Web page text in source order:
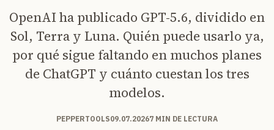
OpenAI ha publicado GPT-5.6, dividido en
Sol, Terra y Luna. Quién puede usarlo ya,
por qué sigue faltando en muchos planes
de ChatGPT y cuánto cuestan los tres
modelos.
PEPPERTOOLS09.07.20267 MIN DE LECTURA